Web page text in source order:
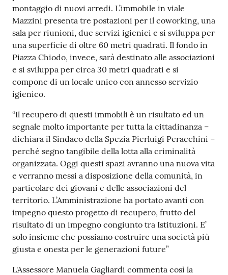
Seguici
su
montaggio di nuovi arredi. L’immobile in viale
Mazzini presenta tre postazioni per il coworking, una
sala per riunioni, due servizi igienici e si sviluppa per
una superficie di oltre 60 metri quadrati. Il fondo in
Piazza Chiodo, invece, sarà destinato alle associazioni
e si sviluppa per circa 30 metri quadrati e si
compone di un locale unico con annesso servizio
igienico.
“Il recupero di questi immobili è un risultato ed un
segnale molto importante per tutta la cittadinanza –
dichiara il Sindaco della Spezia Pierluigi Peracchini –
perché segno tangibile della lotta alla criminalità
organizzata. Oggi questi spazi avranno una nuova vita
e verranno messi a disposizione della comunità, in
particolare dei giovani e delle associazioni del
territorio. L’Amministrazione ha portato avanti con
impegno questo progetto di recupero, frutto del
risultato di un impegno congiunto tra Istituzioni. E’
solo insieme che possiamo costruire una società più
giusta e onesta per le generazioni future”
L'Assessore Manuela Gagliardi commenta così la